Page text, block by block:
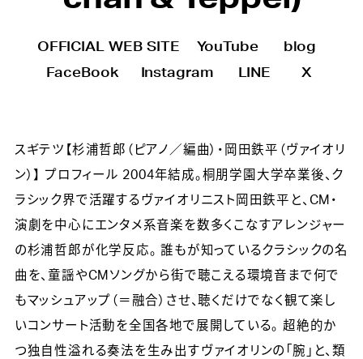
OFFICIAL WEB SITE YouTube
blog
FaceBook
Instagram LINE X
スギテツ【杉浦哲郎（ピアノ／編曲）・岡田鉄平（ヴァイオリ
ン）】 プロフィール 2004年結成。桐朋学園大学卒業後、ク
ラシック界で活躍するヴァイオリニスト岡田鉄平と、CM・
演劇を中心にエンタメ系音楽を数多くこなすアレンジャー
の杉浦哲郎が化学反応。 誰もが知っているクラシックの名
曲を、童謡やCMソングから街で聴こえる環境音まで何で
もマッシュアップ（＝融合）させ、聴くだけでなく観て楽し
いコンサート活動を全国各地で展開している。 超絶的か
つ独自性溢れる奏法を生み出すヴァイオリンの「腕」と、類